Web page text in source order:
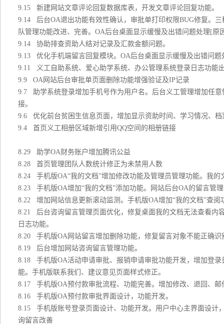
9.15 新建网站文章评论回复数据库表，开发文章评论回复功能。
9.14 后台OA退出功能有效性确认，审批单打印权限BUG修复。
队管理功能改进、完善。OA后台桌面显示缓慢及出错问题处理[原
9.14 协助排查资助人结对记录及汇款金额问题。
9.13 优化手机端留言回复模块。OA后台桌面显示缓慢及出错问
9.11 义工自助系统、爱心助学系统、办公管理系统登录日志功能
9.9 OA网站后台审批单页面删除功能增强验证及IP记录
9.7 助学系统登录增加手机号作为用户名。后台义工管理增加任
接。
9.6 优化前台贫困生信息页面，增加显示资助时间、学习情况、档
9.4 首页义工相册区域新增引用QQ空间的相册链接
8.29 助学OA财务账户增加腾讯公益
8.28 首页管理团队人数统计修正为未禁用人数
8.24 手机版OA“我的文档”增加修改功能及管理员管理功能。我
8.23 手机版OA增加“我的文档”添加功能。网站后台OA的留言管
8.22 增加网站信息更新滚动监测。手机版OA增加“我的文档”查阅
8.21 后台咨询留言管理页面优化，修复桌面我的文档无法查看内
日志功能。
8.20 手机版OA网站留言增加删除功能，修复留言对象不能正确识
8.19 后台增加网站咨询留言管理功能。
8.18 手机版OA活动申请审批、报销申请审批功能开发，增加登
能。手机版联系我们、建议意见页面样式修正。
8.17 手机版OA预付款审批流程、功能完善。增加修改、退回、邮
8.16 手机版OA预付款审批界面设计，功能开发。
8.15 手机版账号登录页面设计、功能开发。用户中心主界面设计
询留言改善